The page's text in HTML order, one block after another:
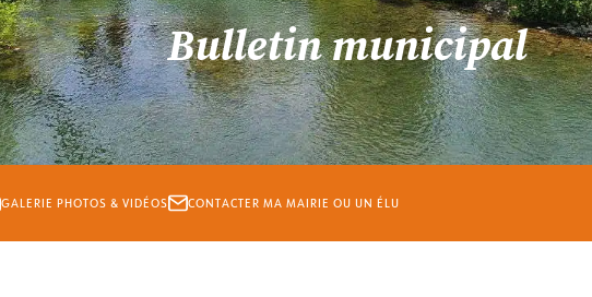
Bulletin municipal
GALERIE PHOTOS & VIDÉOS CONTACTER MA MAIRIE OU UN ÉLU